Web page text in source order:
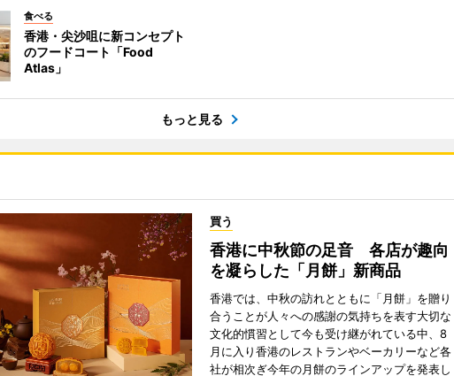
食べる
香港・尖沙咀に新コンセプト
のフードコート「Food
Atlas」
もっと見る
買う
香港に中秋節の足音 各店が趣向
を凝らした「月餅」新商品
香港では、中秋の訪れとともに「月餅」を贈り
合うことが人々への感謝の気持ちを表す大切な
文化的慣習として今も受け継がれている中、8
月に入り香港のレストランやベーカリーなど各
社が相次ぎ今年の月餅のラインアップを発表し